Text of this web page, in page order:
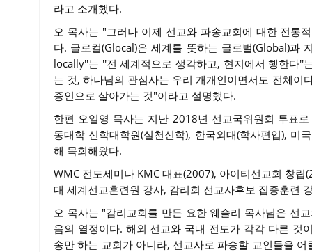
라고 소개했다.
오 목사는 "그러나 이제 선교와 파송교회에 대한 전통
다. 글로컬(Glocal)은 세계를 뜻하는 글로벌(Global)과
locally''는 ''전 세계적으로 생각하고, 현지에서 행한다''
는 것, 하나님의 관심사는 우리 개개인이면서도 전체이
증인으로 살아가는 것"이라고 설명했다.
한편 오일영 목사는 지난 2018년 선교국위원회 투표
동대학 신학대학원(실천신학), 한국외대(학사편입), 미
해 목회해왔다.
WMC 전도세미나 KMC 대표(2007), 아이티선교회 창
대 세계선교훈련원 강사, 감리회 선교사후보 집중훈련
오 목사는 "감리교회를 만든 요한 웨슬리 목사님은 선
음의 열정이다. 해외 선교와 국내 전도가 각각 다른 것
송만 하는 교회가 아니라, 선교사로 파송할 교인들을